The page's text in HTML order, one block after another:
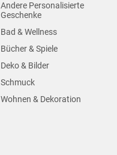
Andere Personalisierte
Geschenke
Bad & Wellness
Bücher & Spiele
Deko & Bilder
Schmuck
Wohnen & Dekoration